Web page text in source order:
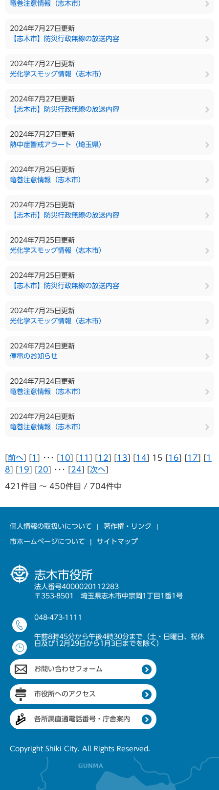
竜巻注意情報（志木市）
2024年7月27日更新
【志木市】防災行政無線の放送内容
2024年7月27日更新
光化学スモッグ情報（志木市）
2024年7月27日更新
【志木市】防災行政無線の放送内容
2024年7月27日更新
熱中症警戒アラート（埼玉県）
2024年7月25日更新
竜巻注意情報（志木市）
2024年7月25日更新
【志木市】防災行政無線の放送内容
2024年7月25日更新
光化学スモッグ情報（志木市）
2024年7月25日更新
【志木市】防災行政無線の放送内容
2024年7月25日更新
光化学スモッグ情報（志木市）
2024年7月24日更新
停電のお知らせ
2024年7月24日更新
竜巻注意情報（志木市）
2024年7月24日更新
竜巻注意情報（志木市）
[前へ] [1 ] ･･･ [10] [11 ] [12] [13] [14] 15 [16] [17] [1
8] [19] [20] ･･･ [24] [次へ]
421件目 ～ 450件目 / 704件中
個人情報の取扱いについて 著作権・リンク
市ホームページについて サイトマップ
志木市役所
法人番号4000020112283
〒353-8501 埼玉県志木市中宗岡1丁目1番1号
048-473-1111
午前8時45分から午後4時30分まで（土・日曜日、祝休
日及び12月29日から1月3日までを除く）
お問い合わせフォーム
市役所へのアクセス
各所属直通電話番号・庁舎案内
Copyright Shiki City. All Rights Reserved.